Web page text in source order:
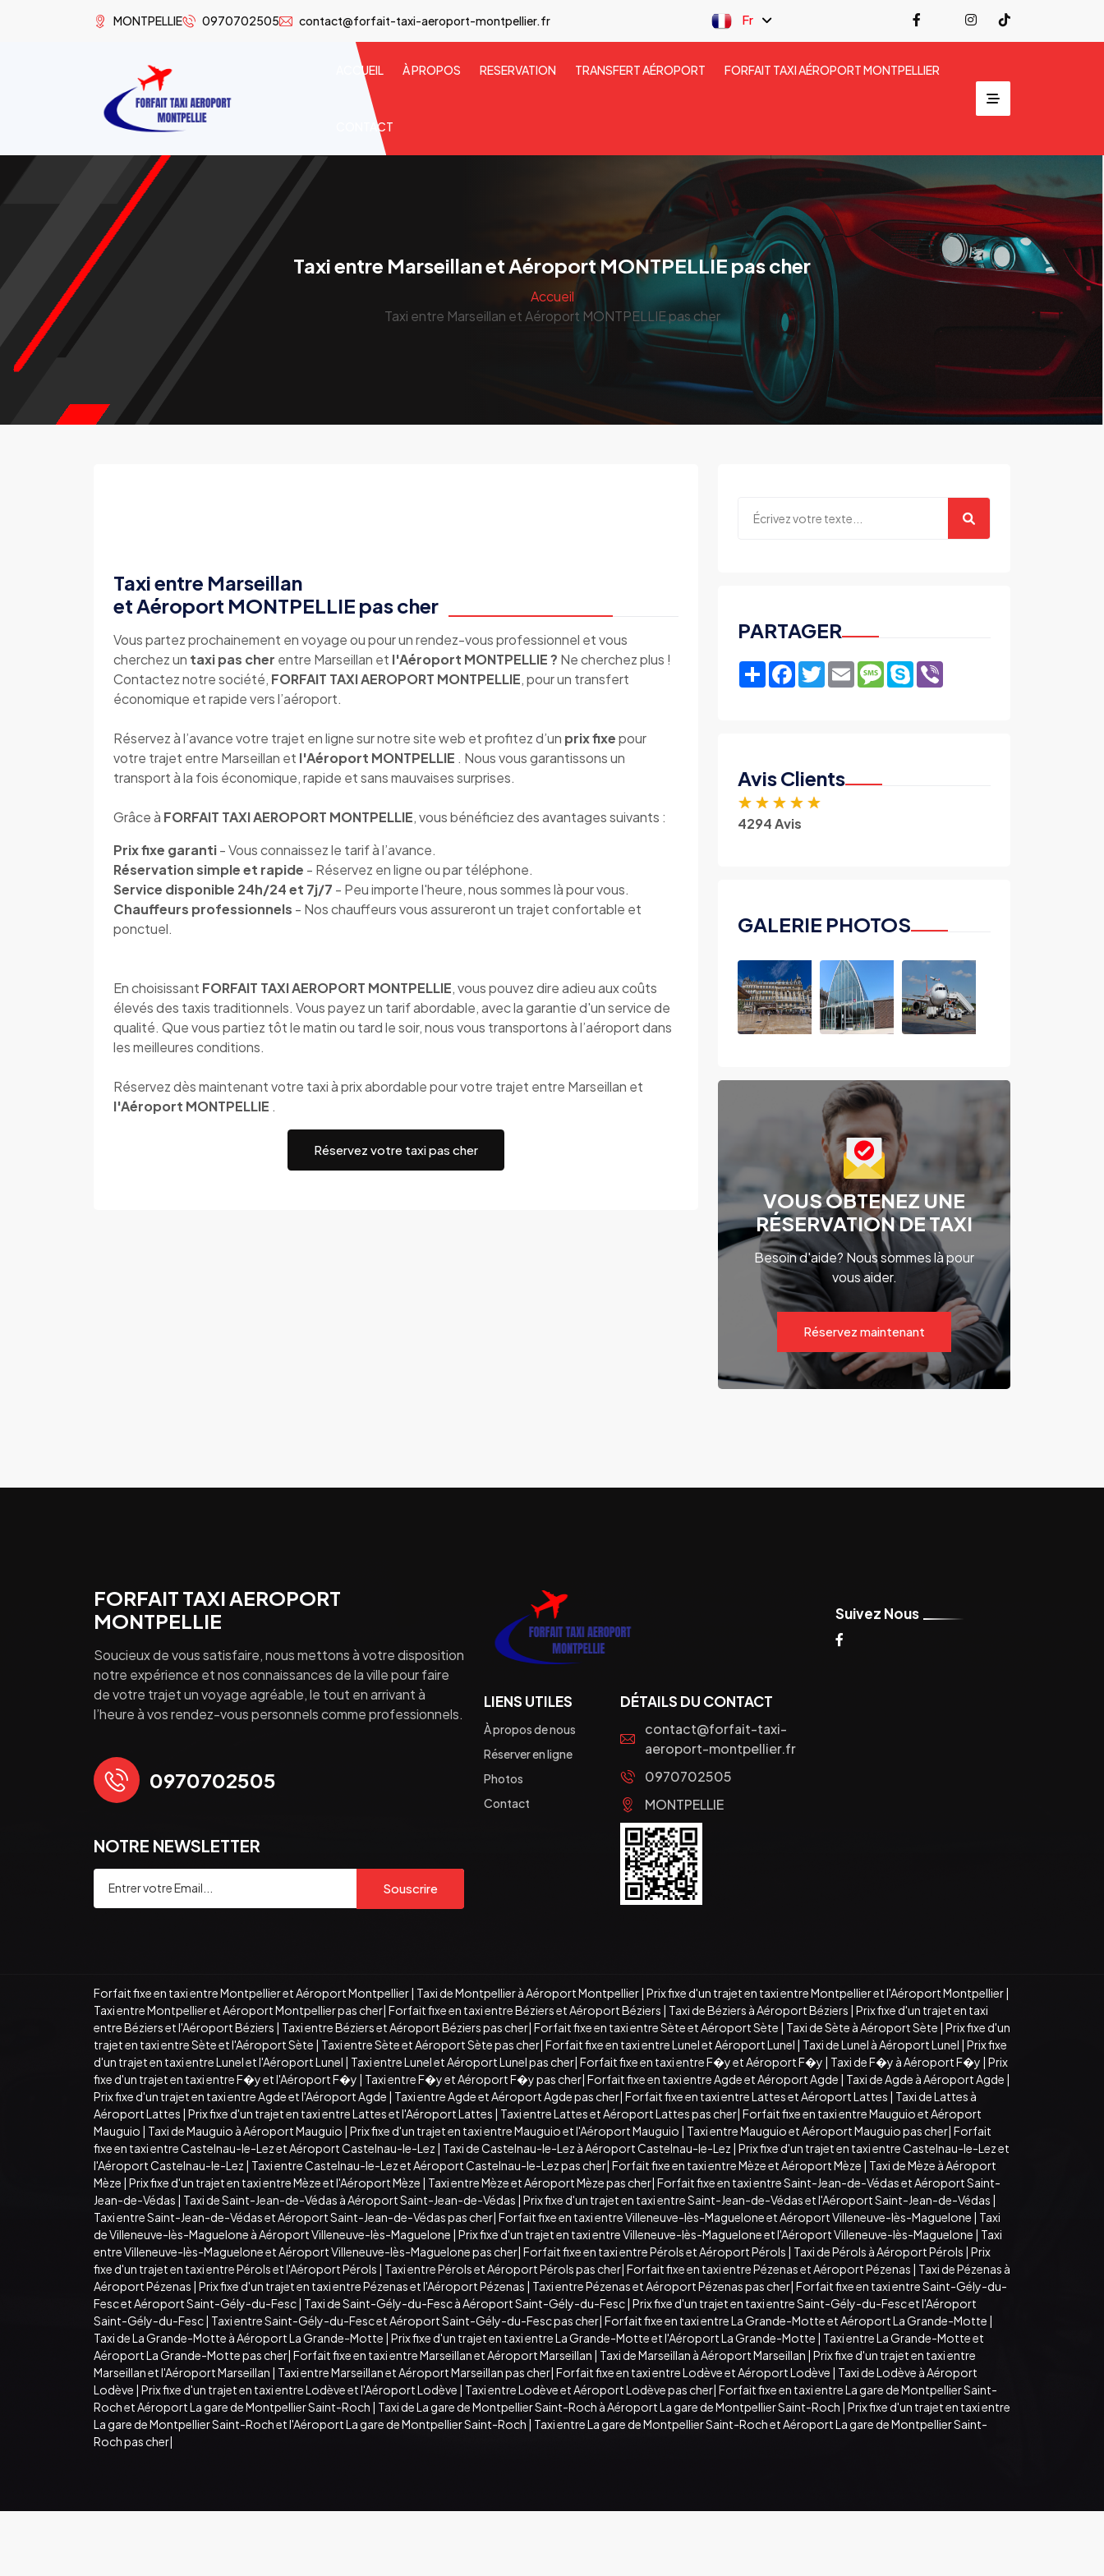
MONTPELLIE 0970702505 contact@forfait-taxi-aeroport-montpellier.fr Fr
ACCUEIL À PROPOS RESERVATION TRANSFERT AÉROPORT FORFAIT TAXI AÉROPORT MONTPELLIER
CONTACT
Taxi entre Marseillan et Aéroport MONTPELLIE pas cher
Accueil
Taxi entre Marseillan et Aéroport MONTPELLIE pas cher
Taxi entre Marseillan
et Aéroport MONTPELLIE pas cher
Vous partez prochainement en voyage ou pour un rendez-vous professionnel et vous
cherchez un taxi pas cher entre Marseillan et l'Aéroport MONTPELLIE ? Ne cherchez plus !
Contactez notre société, FORFAIT TAXI AEROPORT MONTPELLIE, pour un transfert
économique et rapide vers l’aéroport.
Réservez à l’avance votre trajet en ligne sur notre site web et profitez d’un prix fixepour
votre trajet entre Marseillan et l'Aéroport MONTPELLIE . Nous vous garantissons un
transport à la fois économique, rapide et sans mauvaises surprises.
Grâce à FORFAIT TAXI AEROPORT MONTPELLIE, vous bénéficiez des avantages suivants :
Prix fixe garanti- Vous connaissez le tarif à l’avance.
Réservation simple et rapide - Réservez en ligne ou par téléphone.
Service disponible 24h/24 et 7j/7 - Peu importe l'heure, nous sommes là pour vous.
Chauffeurs professionnels - Nos chauffeurs vous assureront un trajet confortable et
ponctuel.
En choisissant FORFAIT TAXI AEROPORT MONTPELLIE, vous pouvez dire adieu aux coûts
élevés des taxis traditionnels. Vous payez un tarif abordable, avec la garantie d'un service de
qualité. Que vous partiez tôt le matin ou tard le soir, nous vous transportons à l’aéroport dans
les meilleures conditions.
Réservez dès maintenant votre taxi à prix abordable pour votre trajet entre Marseillan et
l'Aéroport MONTPELLIE .
Réservez votre taxi pas cher
PARTAGER
ShareFacebook
TwitterEmailMessage
Skype
Avis Clients
★ ★ ★ ★ ★
4294 Avis
GALERIE PHOTOS
VOUS OBTENEZ UNE
RÉSERVATION DE TAXI
Besoin d'aide? Nous sommes là pour
vous aider.
Réservez maintenant
FORFAIT TAXI AEROPORT
MONTPELLIE
Soucieux de vous satisfaire, nous mettons à votre disposition
notre expérience et nos connaissances de la ville pour faire
de votre trajet un voyage agréable, le tout en arrivant à
l’heure à vos rendez-vous personnels comme professionnels.
0970702505
NOTRE NEWSLETTER
Souscrire
Suivez Nous
LIENS UTILES
À propos de nous
Réserver en ligne
Photos
Contact
DÉTAILS DU CONTACT
contact@forfait-taxi-
aeroport-montpellier.fr
0970702505
MONTPELLIE
Forfait fixe en taxi entre Montpellier et Aéroport Montpellier| Taxi de Montpellier à Aéroport Montpellier| Prix fixe d'un trajet en taxi entre Montpellier et l'Aéroport Montpellier|
Taxi entre Montpellier et Aéroport Montpellier pas cher| Forfait fixe en taxi entre Béziers et Aéroport Béziers | Taxi de Béziers à Aéroport Béziers | Prix fixe d'un trajet en taxi
entre Béziers et l'Aéroport Béziers | Taxi entre Béziers et Aéroport Béziers pas cher| Forfait fixe en taxi entre Sète et Aéroport Sète | Taxi de Sète à Aéroport Sète | Prix fixe d'un
trajet en taxi entre Sète et l'Aéroport Sète | Taxi entre Sète et Aéroport Sète pas cher| Forfait fixe en taxi entre Lunel et Aéroport Lunel | Taxi de Lunel à Aéroport Lunel | Prix fixe
d'un trajet en taxi entre Lunel et l'Aéroport Lunel | Taxi entre Lunel et Aéroport Lunel pas cher| Forfait fixe en taxi entre F�y et Aéroport F�y | Taxi de F�y à Aéroport F�y | Prix
fixe d'un trajet en taxi entre F�y et l'Aéroport F�y | Taxi entre F�y et Aéroport F�y pas cher| Forfait fixe en taxi entre Agde et Aéroport Agde | Taxi de Agde à Aéroport Agde |
Prix fixe d'un trajet en taxi entre Agde et l'Aéroport Agde | Taxi entre Agde et Aéroport Agde pas cher| Forfait fixe en taxi entre Lattes et Aéroport Lattes | Taxi de Lattes à
Aéroport Lattes | Prix fixe d'un trajet en taxi entre Lattes et l'Aéroport Lattes | Taxi entre Lattes et Aéroport Lattes pas cher| Forfait fixe en taxi entre Mauguio et Aéroport
Mauguio | Taxi de Mauguio à Aéroport Mauguio | Prix fixe d'un trajet en taxi entre Mauguio et l'Aéroport Mauguio | Taxi entre Mauguio et Aéroport Mauguio pas cher| Forfait
fixe en taxi entre Castelnau-le-Lez et Aéroport Castelnau-le-Lez | Taxi de Castelnau-le-Lez à Aéroport Castelnau-le-Lez | Prix fixe d'un trajet en taxi entre Castelnau-le-Lez et
l'Aéroport Castelnau-le-Lez | Taxi entre Castelnau-le-Lez et Aéroport Castelnau-le-Lez pas cher| Forfait fixe en taxi entre Mèze et Aéroport Mèze | Taxi de Mèze à Aéroport
Mèze | Prix fixe d'un trajet en taxi entre Mèze et l'Aéroport Mèze | Taxi entre Mèze et Aéroport Mèze pas cher| Forfait fixe en taxi entre Saint-Jean-de-Védas et Aéroport Saint-
Jean-de-Védas | Taxi de Saint-Jean-de-Védas à Aéroport Saint-Jean-de-Védas | Prix fixe d'un trajet en taxi entre Saint-Jean-de-Védas et l'Aéroport Saint-Jean-de-Védas |
Taxi entre Saint-Jean-de-Védas et Aéroport Saint-Jean-de-Védas pas cher| Forfait fixe en taxi entre Villeneuve-lès-Maguelone et Aéroport Villeneuve-lès-Maguelone | Taxi
de Villeneuve-lès-Maguelone à Aéroport Villeneuve-lès-Maguelone | Prix fixe d'un trajet en taxi entre Villeneuve-lès-Maguelone et l'Aéroport Villeneuve-lès-Maguelone | Taxi
entre Villeneuve-lès-Maguelone et Aéroport Villeneuve-lès-Maguelone pas cher| Forfait fixe en taxi entre Pérols et Aéroport Pérols | Taxi de Pérols à Aéroport Pérols | Prix
fixe d'un trajet en taxi entre Pérols et l'Aéroport Pérols | Taxi entre Pérols et Aéroport Pérols pas cher| Forfait fixe en taxi entre Pézenas et Aéroport Pézenas | Taxi de Pézenas à
Aéroport Pézenas | Prix fixe d'un trajet en taxi entre Pézenas et l'Aéroport Pézenas | Taxi entre Pézenas et Aéroport Pézenas pas cher| Forfait fixe en taxi entre Saint-Gély-du-
Fesc et Aéroport Saint-Gély-du-Fesc| Taxi de Saint-Gély-du-Fesc à Aéroport Saint-Gély-du-Fesc| Prix fixe d'un trajet en taxi entre Saint-Gély-du-Fesc et l'Aéroport
Saint-Gély-du-Fesc| Taxi entre Saint-Gély-du-Fesc et Aéroport Saint-Gély-du-Fesc pas cher| Forfait fixe en taxi entre La Grande-Motte et Aéroport La Grande-Motte |
Taxi de La Grande-Motte à Aéroport La Grande-Motte | Prix fixe d'un trajet en taxi entre La Grande-Motte et l'Aéroport La Grande-Motte | Taxi entre La Grande-Motte et
Aéroport La Grande-Motte pas cher| Forfait fixe en taxi entre Marseillan et Aéroport Marseillan | Taxi de Marseillan à Aéroport Marseillan | Prix fixe d'un trajet en taxi entre
Marseillan et l'Aéroport Marseillan | Taxi entre Marseillan et Aéroport Marseillan pas cher| Forfait fixe en taxi entre Lodève et Aéroport Lodève | Taxi de Lodève à Aéroport
Lodève | Prix fixe d'un trajet en taxi entre Lodève et l'Aéroport Lodève | Taxi entre Lodève et Aéroport Lodève pas cher| Forfait fixe en taxi entre La gare de Montpellier Saint-
Roch et Aéroport La gare de Montpellier Saint-Roch | Taxi de La gare de Montpellier Saint-Roch à Aéroport La gare de Montpellier Saint-Roch | Prix fixe d'un trajet en taxi entre
La gare de Montpellier Saint-Roch et l'Aéroport La gare de Montpellier Saint-Roch | Taxi entre La gare de Montpellier Saint-Roch et Aéroport La gare de Montpellier Saint-
Roch pas cher|